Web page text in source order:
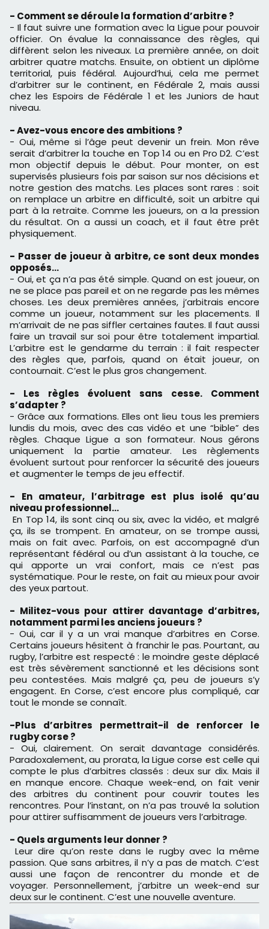
- Comment se déroule la formation d’arbitre ?
- Il faut suivre une formation avec la Ligue pour pouvoir
officier. On évalue la connaissance des règles, qui
diffèrent selon les niveaux. La première année, on doit
arbitrer quatre matchs. Ensuite, on obtient un diplôme
territorial, puis fédéral. Aujourd’hui, cela me permet
d’arbitrer sur le continent, en Fédérale 2, mais aussi
chez les Espoirs de Fédérale 1 et les Juniors de haut
niveau.
- Avez-vous encore des ambitions ?
- Oui, même si l’âge peut devenir un frein. Mon rêve
serait d’arbitrer la touche en Top 14 ou en Pro D2. C’est
mon objectif depuis le début. Pour monter, on est
supervisés plusieurs fois par saison sur nos décisions et
notre gestion des matchs. Les places sont rares : soit
on remplace un arbitre en difficulté, soit un arbitre qui
part à la retraite. Comme les joueurs, on a la pression
du résultat. On a aussi un coach, et il faut être prêt
physiquement.
- Passer de joueur à arbitre, ce sont deux mondes
opposés…
- Oui, et ça n’a pas été simple. Quand on est joueur, on
ne se place pas pareil et on ne regarde pas les mêmes
choses. Les deux premières années, j’arbitrais encore
comme un joueur, notamment sur les placements. Il
m’arrivait de ne pas siffler certaines fautes. Il faut aussi
faire un travail sur soi pour être totalement impartial.
L’arbitre est le gendarme du terrain : il fait respecter
des règles que, parfois, quand on était joueur, on
contournait. C’est le plus gros changement.
- Les règles évoluent sans cesse. Comment
s’adapter ?
- Grâce aux formations. Elles ont lieu tous les premiers
lundis du mois, avec des cas vidéo et une “bible” des
règles. Chaque Ligue a son formateur. Nous gérons
uniquement la partie amateur. Les règlements
évoluent surtout pour renforcer la sécurité des joueurs
et augmenter le temps de jeu effectif.
- En amateur, l’arbitrage est plus isolé qu’au
niveau professionnel…
En Top 14, ils sont cinq ou six, avec la vidéo, et malgré
ça, ils se trompent. En amateur, on se trompe aussi,
mais on fait avec. Parfois, on est accompagné d’un
représentant fédéral ou d’un assistant à la touche, ce
qui apporte un vrai confort, mais ce n’est pas
systématique. Pour le reste, on fait au mieux pour avoir
des yeux partout.
- Militez-vous pour attirer davantage d’arbitres,
notamment parmi les anciens joueurs ?
- Oui, car il y a un vrai manque d’arbitres en Corse.
Certains joueurs hésitent à franchir le pas. Pourtant, au
rugby, l’arbitre est respecté : le moindre geste déplacé
est très sévèrement sanctionné et les décisions sont
peu contestées. Mais malgré ça, peu de joueurs s’y
engagent. En Corse, c’est encore plus compliqué, car
tout le monde se connaît.
-Plus d’arbitres permettrait-il de renforcer le
rugby corse ?
- Oui, clairement. On serait davantage considérés.
Paradoxalement, au prorata, la Ligue corse est celle qui
compte le plus d’arbitres classés : deux sur dix. Mais il
en manque encore. Chaque week-end, on fait venir
des arbitres du continent pour couvrir toutes les
rencontres. Pour l’instant, on n’a pas trouvé la solution
pour attirer suffisamment de joueurs vers l’arbitrage.
- Quels arguments leur donner ?
Leur dire qu’on reste dans le rugby avec la même
passion. Que sans arbitres, il n’y a pas de match. C’est
aussi une façon de rencontrer du monde et de
voyager. Personnellement, j’arbitre un week-end sur
deux sur le continent. C’est une nouvelle aventure.